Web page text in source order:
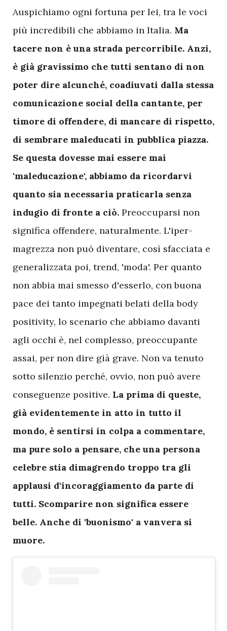
Auspichiamo ogni fortuna per lei, tra le voci
più incredibili che abbiamo in Italia. Ma
tacere non è una strada percorribile. Anzi,
è già gravissimo che tutti sentano di non
poter dire alcunché, coadiuvati dalla stessa
comunicazione social della cantante, per
timore di offendere, di mancare di rispetto,
di sembrare maleducati in pubblica piazza.
Se questa dovesse mai essere mai
'maleducazione', abbiamo da ricordarvi
quanto sia necessaria praticarla senza
indugio di fronte a ciò. Preoccuparsi non
significa offendere, naturalmente. L'iper-
magrezza non può diventare, così sfacciata e
generalizzata poi, trend, 'moda'. Per quanto
non abbia mai smesso d'esserlo, con buona
pace dei tanto impegnati belati della body
positivity, lo scenario che abbiamo davanti
agli occhi è, nel complesso, preoccupante
assai, per non dire già grave. Non va tenuto
sotto silenzio perché, ovvio, non può avere
conseguenze positive. La prima di queste,
già evidentemente in atto in tutto il
mondo, è sentirsi in colpa a commentare,
ma pure solo a pensare, che una persona
celebre stia dimagrendo troppo tra gli
applausi d'incoraggiamento da parte di
tutti. Scomparire non significa essere
belle. Anche di 'buonismo' a vanvera si
muore.